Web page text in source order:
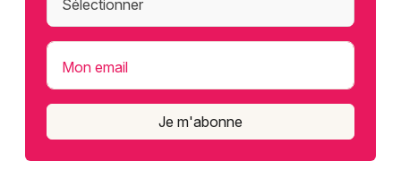
Mon email
Je m'abonne